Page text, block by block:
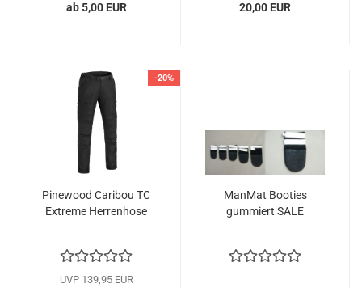
ab 5,00 EUR 20,00 EUR
-20%
Pinewood Caribou TC
Extreme Herrenhose
UVP 139,95 EUR
ManMat Booties
gummiert SALE